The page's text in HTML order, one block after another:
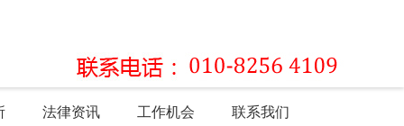
法律资讯 工作机会 联系我们